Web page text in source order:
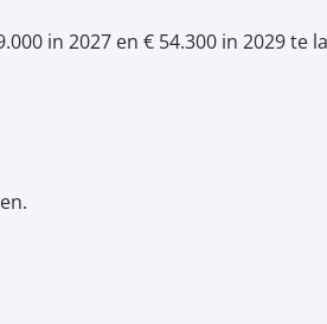
in 2027 en € 54.300 in 2029 te